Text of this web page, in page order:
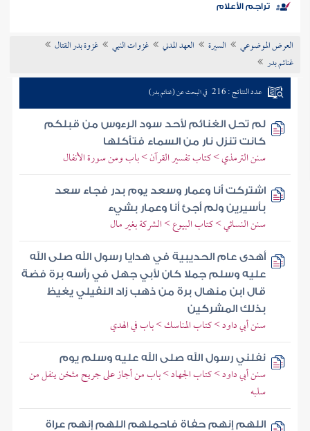
موضوعي
تراجم الأعلام
العرض الموضوعي السيرة العهد المدني غزوات النبي
غزوة بدر القتال
غنائم بدر
عدد النتائج : 216 في البحث عن (غنائم بدر)
لم تحل الغنائم لأحد سود الرءوس من قبلكم
كانت تنزل نار من السماء فتأكلها
سنن الترمذي > كتاب تفسير القرآن > باب ومن سورة الأنفال
اشتركت أنا وعمار وسعد يوم بدر فجاء سعد
بأسيرين ولم أجئ أنا وعمار بشيء
سنن النسائي > كتاب البيوع > الشركة بغير مال
أهدى عام الحديبية في هدايا رسول الله صلى الله
عليه وسلم جملا كان لأبي جهل في رأسه برة فضة
قال ابن منهال برة من ذهب زاد النفيلي يغيظ
بذلك المشركين
سنن أبي داود > كتاب المناسك > باب في الهدي
نفلني رسول الله صلى الله عليه وسلم يوم
سنن أبي داود > كتاب الجهاد > باب من أجاز على جريح مثخن ينفل من
سلبه
اللهم إنهم حفاة فاحملهم اللهم إنهم عراة